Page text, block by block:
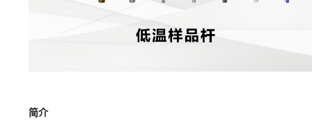
简介